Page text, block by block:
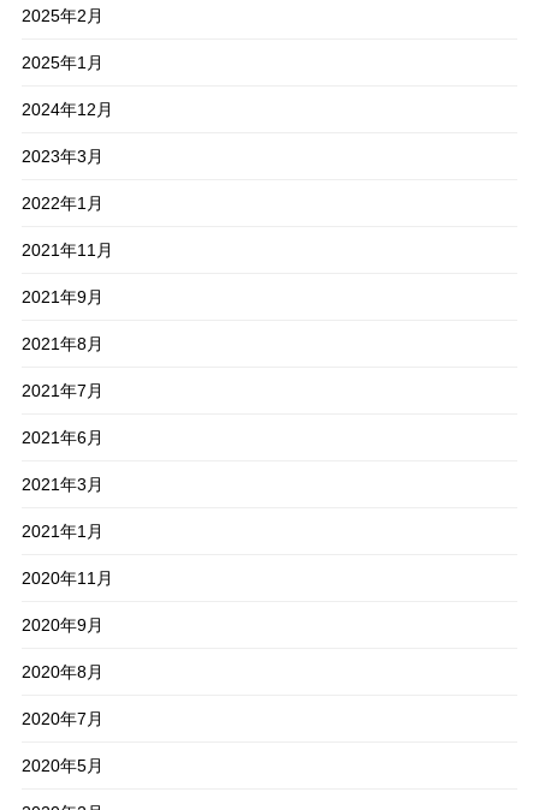
2025年2月
2025年1月
2024年12月
2023年3月
2022年1月
2021年11月
2021年9月
2021年8月
2021年7月
2021年6月
2021年3月
2021年1月
2020年11月
2020年9月
2020年8月
2020年7月
2020年5月